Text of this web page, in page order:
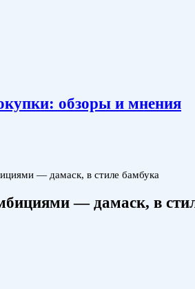
обзоры и мнения
— дамаск, в стиле бамбука
— дамаск, в